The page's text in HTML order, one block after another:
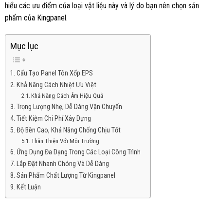
hiểu các ưu điểm của loại vật liệu này và lý do bạn nên chọn sản
phẩm của Kingpanel.
Mục lục
Cấu Tạo Panel Tôn Xốp EPS
Khả Năng Cách Nhiệt Ưu Việt
Khả Năng Cách Âm Hiệu Quả
Trọng Lượng Nhẹ, Dễ Dàng Vận Chuyển
Tiết Kiệm Chi Phí Xây Dựng
Độ Bền Cao, Khả Năng Chống Chịu Tốt
Thân Thiện Với Môi Trường
Ứng Dụng Đa Dạng Trong Các Loại Công Trình
Lắp Đặt Nhanh Chóng Và Dễ Dàng
Sản Phẩm Chất Lượng Từ Kingpanel
Kết Luận